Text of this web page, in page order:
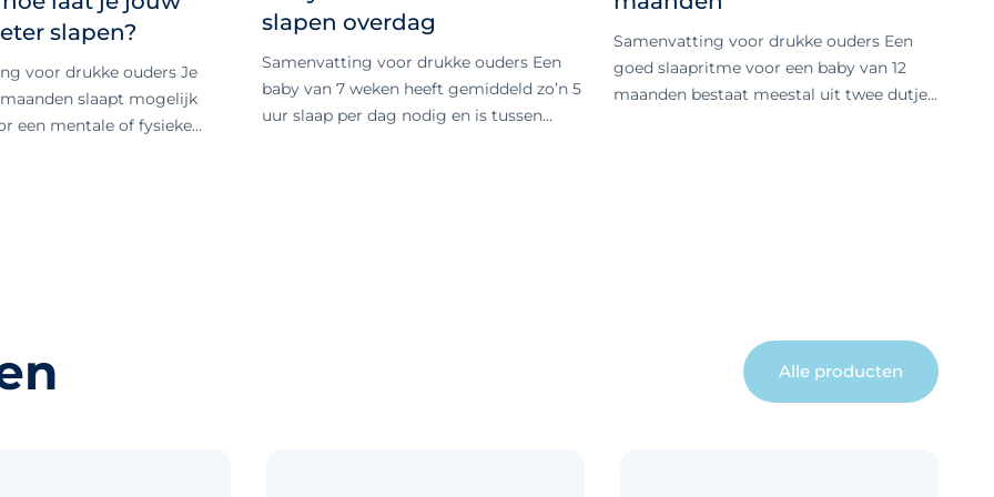
slapen?
voor drukke ouders Je
maanden slaapt mogelijk
een mentale of fysieke
heeft op slaap Stel, je
zit in een sprong en
slapen overdag
Samenvatting voor drukke ouders Een
baby van 7 weken heeft gemiddeld zo’n 5
uur slaap per dag nodig en is tussen
Samenvatting voor drukke ouders Een
goed slaapritme voor een baby van 12
maanden bestaat meestal uit twee dutjes
een belangrijke mijlpaal. Officieel gezien
is een kind vanaf dit moment geen baby
Alle producten